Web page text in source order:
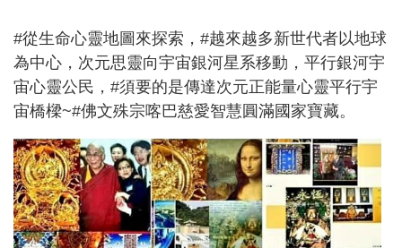
#從生命心靈地圖來探索，#越來越多新世代者以地球
為中心，次元思靈向宇宙銀河星系移動，平行銀河宇
宙心靈公民，#須要的是傳達次元正能量心靈平行宇
宙橋樑~#佛文殊宗喀巴慈愛智慧圓滿國家寶藏。